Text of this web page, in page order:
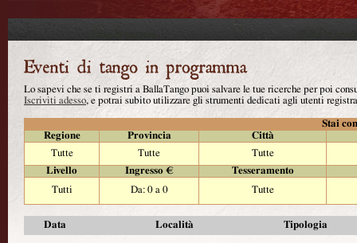
Lo sapevi che se ti registri a BallaTango puoi salvare le tue ricerche per poi
Iscriviti adesso, e potrai subito utilizzare gli strumenti dedicati agli utenti
Stai
Regione
Provincia
Città
Tutte
Tutte
Tutte
Livello
Ingresso €
Tesseramento
Tutti
Da: 0 a 0 Tutte
Data Località Tipologia